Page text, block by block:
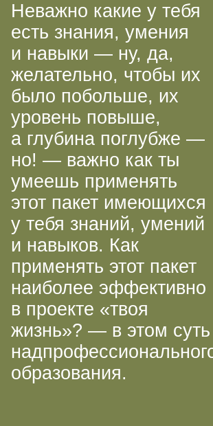
Неважно какие у тебя
есть знания, умения
и навыки — ну, да,
желательно, чтобы их
было побольше, их
уровень повыше,
а глубина поглубже —
но! — важно как ты
умеешь применять
этот пакет имеющихся
у тебя знаний, умений
и навыков. Как
применять этот пакет
наиболее эффективно
в проекте «твоя
жизнь»? — в этом суть
образования.